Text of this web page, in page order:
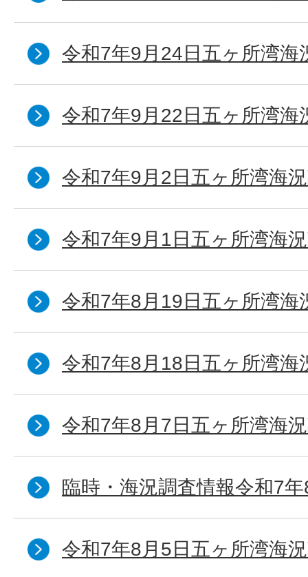
令和7年9月24日五ヶ所湾海
令和7年9月22日五ヶ所湾海
令和7年9月2日五ヶ所湾海
令和7年9月1日五ヶ所湾海
令和7年8月19日五ヶ所湾海
令和7年8月18日五ヶ所湾海
令和7年8月7日五ヶ所湾海
臨時・海況調査情報令和7
令和7年8月5日五ヶ所湾海